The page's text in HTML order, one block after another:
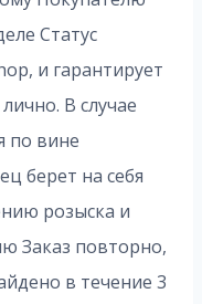
Статус
и гарантирует
В случае
по вине
берет на себя
розыска и
Заказ повторно,
в течение 3